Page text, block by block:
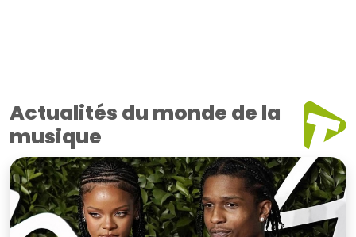
Actualités du monde de la
musique